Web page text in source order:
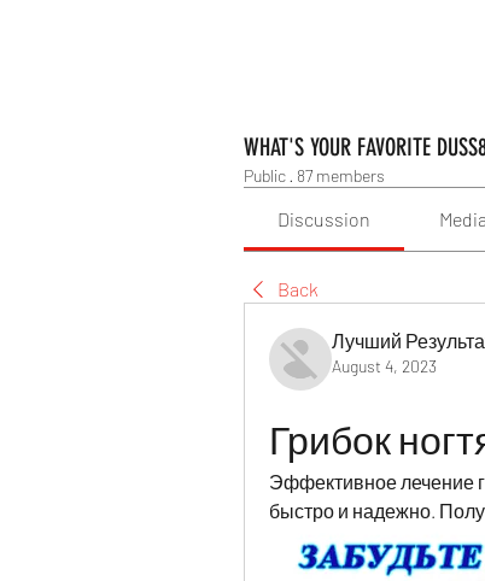
WHAT'S YOUR FAVORITE
Public · 87 members
Discussion Media
Back
Лучший
August 4, 2023
Грибок
Эффективное лечение
быстро и надежно.